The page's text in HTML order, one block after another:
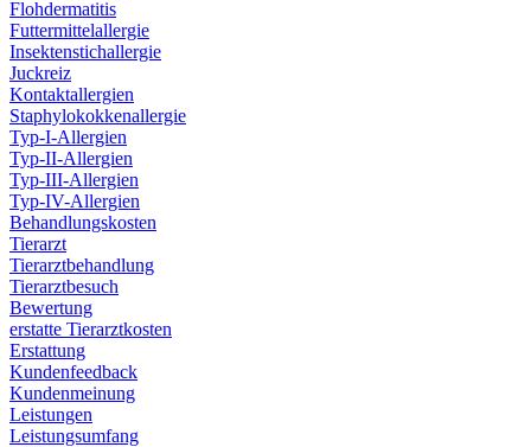
Flohdermatitis
Futtermittelallergie
Insektenstichallergie
Juckreiz
Kontaktallergien
Staphylokokkenallergie
Typ-I-Allergien
Typ-II-Allergien
Typ-III-Allergien
Typ-IV-Allergien
Behandlungskosten
Tierarzt
Tierarztbehandlung
Tierarztbesuch
Bewertung
erstatte Tierarztkosten
Erstattung
Kundenfeedback
Kundenmeinung
Leistungen
Leistungsumfang